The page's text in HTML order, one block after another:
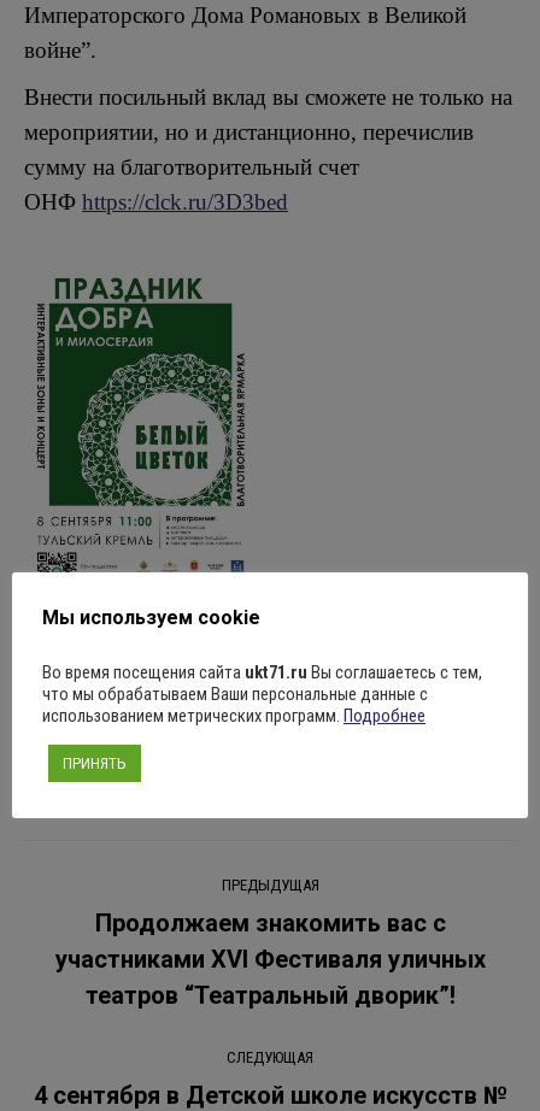
Императорского Дома Романовых в Великой
войне”.
Внести посильный вклад вы сможете не только на
мероприятии, но и дистанционно, перечислив
сумму на благотворительный счет
ОНФ https://clck.ru/3D3bed
Поделиться
Рубрика:
Навигация
записям
ПРЕДЫДУЩАЯ
Предыдущая
запись:
Продолжаем знакомить вас с
участниками XVI Фестиваля уличных
театров “Театральный дворик”!
СЛЕДУЮЩАЯ
4 сентября в Детской школе искусств №
Мы используем cookie
Во время посещения сайта ukt71.ru Вы соглашаетесь с тем,
что мы обрабатываем Ваши персональные данные с
использованием метрических программ. Подробнее
ПРИНЯТЬ